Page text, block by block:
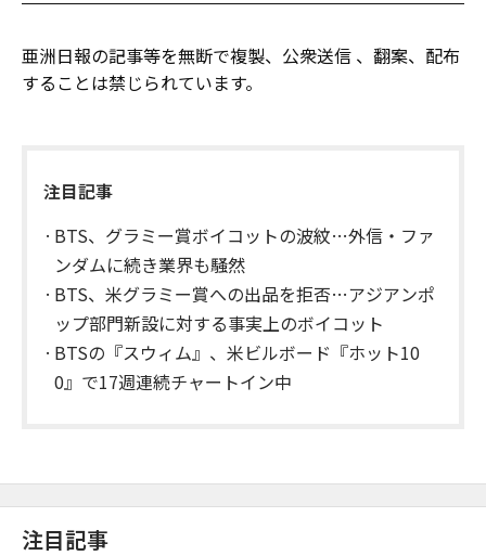
亜洲日報の記事等を無断で複製、公衆送信 、翻案、配布
することは禁じられています。
注目記事
BTS、グラミー賞ボイコットの波紋…外信・ファ
ンダムに続き業界も騒然
BTS、米グラミー賞への出品を拒否…アジアンポ
ップ部門新設に対する事実上のボイコット
BTSの『スウィム』、米ビルボード『ホット10
0』で17週連続チャートイン中
注目記事